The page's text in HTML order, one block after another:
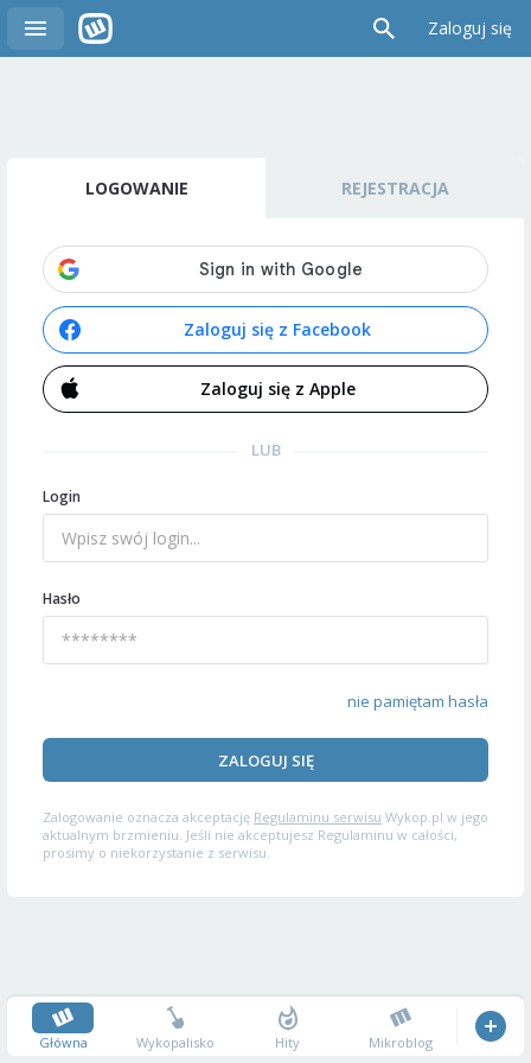
Zaloguj się
LOGOWANIE REJESTRACJA
Zaloguj się z Facebook
Zaloguj się z Apple
LUB
Login
Hasło
nie pamiętam hasła
ZALOGUJ SIĘ
Zalogowanie oznacza akceptację Regulaminu serwisu Wykop.pl w jego
aktualnym brzmieniu. Jeśli nie akceptujesz Regulaminu w całości,
prosimy o niekorzystanie z serwisu.
Główna Wykopalisko Hity Mikroblog